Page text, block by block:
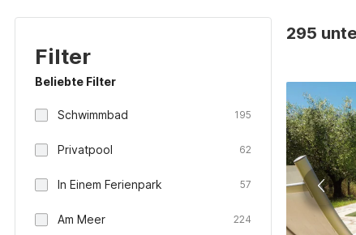
Filter
Beliebte Filter
Schwimmbad 195
Privatpool 62
In Einem Ferienpark 57
Am Meer 224
295